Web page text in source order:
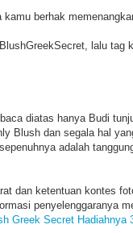
berhak
lalu tag
diatas hanya Budi
Blush dan segala hal
adalah
dan ketentuan kontes
penyelenggaranya
Greek Secret Hadiahnya